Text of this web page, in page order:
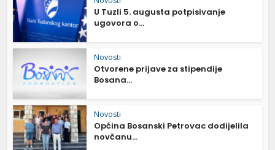
U Tuzli 5. augusta potpisivanje
ugovora o...
Novosti
Otvorene prijave za stipendije
Bosana...
Novosti
Općina Bosanski Petrovac dodijelila
novčanu...